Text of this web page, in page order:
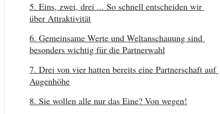
5. Eins, zwei, drei ... So schnell entscheiden wir
über Attraktivität
6. Gemeinsame Werte und Weltanschauung sind
besonders wichtig für die Partnerwahl
7. Drei von vier hatten bereits eine Partnerschaft auf
Augenhöhe
8. Sie wollen alle nur das Eine? Von wegen!